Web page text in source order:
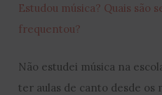
Estudou música? Quais são
frequentou?
Não estudei música na
ter aulas de canto desde os